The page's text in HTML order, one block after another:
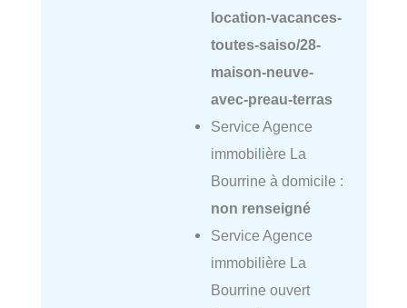
location-vacances-
toutes-saiso/28-
maison-neuve-
avec-preau-terras
Service Agence
immobilière La
Bourrine à domicile :
non renseigné
Service Agence
immobilière La
Bourrine ouvert